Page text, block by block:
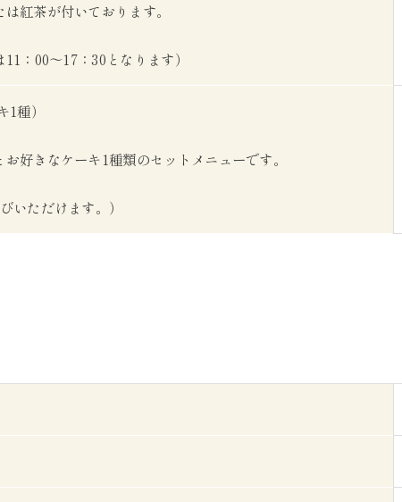
紅茶が付いております。
11：00～17：30となります）
種）
好きなケーキ1種類のセットメニューです。
いただけます。）